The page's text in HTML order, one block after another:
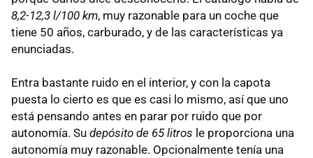
8,2-12,3 l/100 km, muy razonable para un coche que
tiene 50 años, carburado, y de las características ya
enunciadas.
Entra bastante ruido en el interior, y con la capota
puesta lo cierto es que es casi lo mismo, así que uno
está pensando antes en parar por ruido que por
autonomía. Su depósito de 65 litros le proporciona una
autonomía muy razonable. Opcionalmente tenía una